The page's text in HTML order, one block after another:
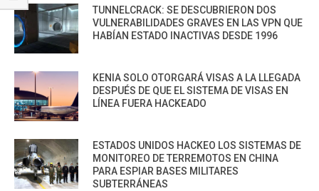
TUNNELCRACK: SE DESCUBRIERON DOS
VULNERABILIDADES GRAVES EN LAS VPN QUE
HABÍAN ESTADO INACTIVAS DESDE 1996
KENIA SOLO OTORGARÁ VISAS A LA LLEGADA
DESPUÉS DE QUE EL SISTEMA DE VISAS EN
LÍNEA FUERA HACKEADO
ESTADOS UNIDOS HACKEO LOS SISTEMAS DE
MONITOREO DE TERREMOTOS EN CHINA
PARA ESPIAR BASES MILITARES
SUBTERRÁNEAS